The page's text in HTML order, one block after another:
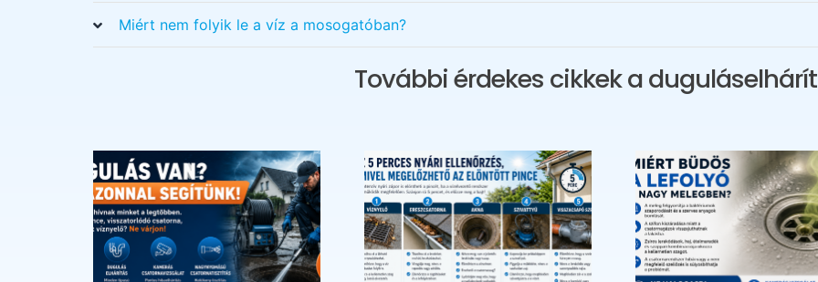
Miért nem folyik le a víz a mosogatóban?
További érdekes cikkek a